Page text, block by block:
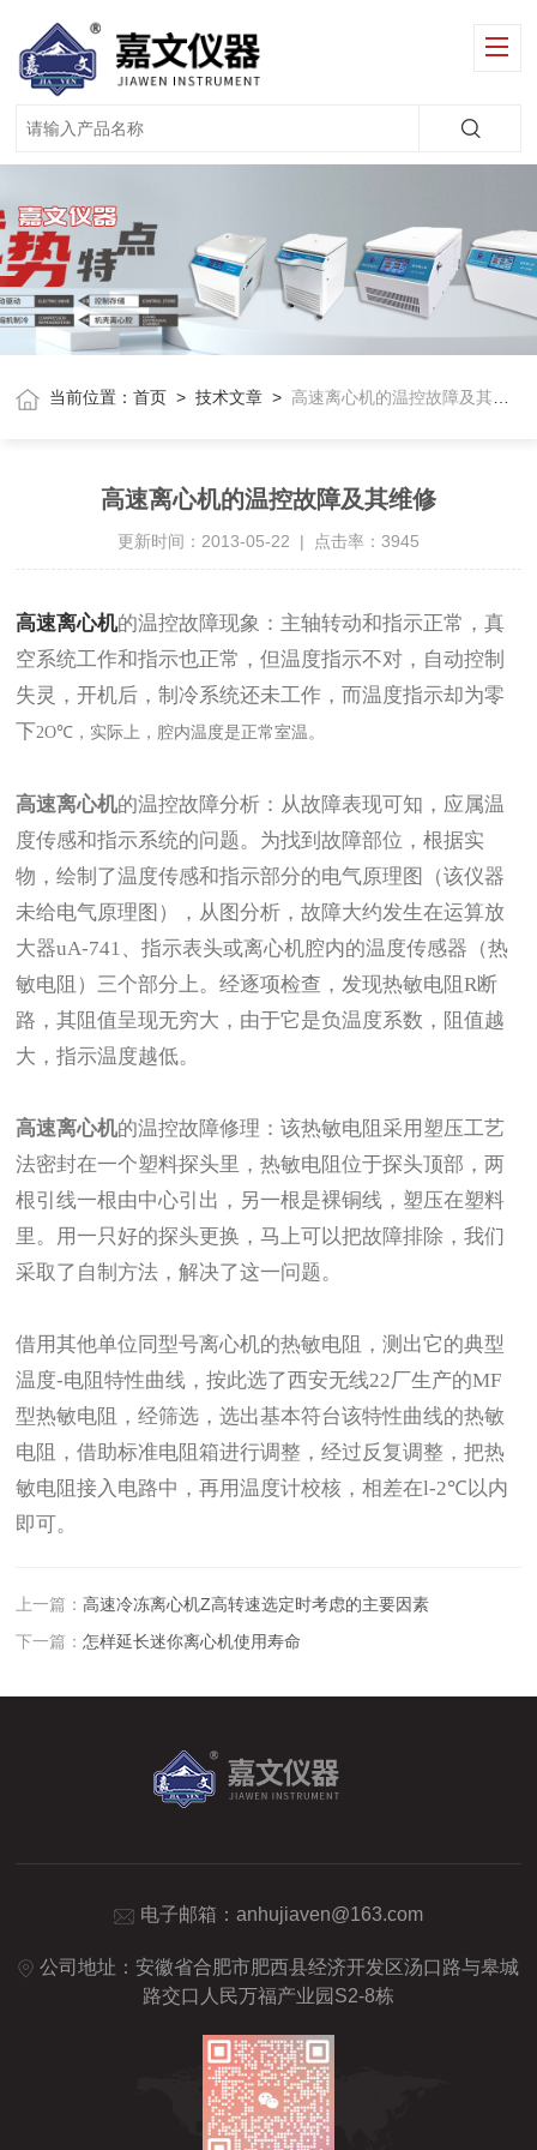
当前位置：首页 >技术文章 > 高速离心机的温控故障及其维修
高速离心机的温控故障及其维修
更新时间：2013-05-22 | 点击率：3945
高速离心机的温控故障现象：主轴转动和指示正常，真
空系统工作和指示也正常，但温度指示不对，自动控制
失灵，开机后，制冷系统还未工作，而温度指示却为零
下2O℃ ，实际上，腔内温度是正常室温。
高速离心机的温控故障分析：从故障表现可知，应属温
度传感和指示系统的问题。为找到故障部位，根据实
物，绘制了温度传感和指示部分的电气原理图
（该仪器
未给电气原理图 ）
，从图分析，故障大约发生在运算放
大器uA-741、指示表头或离心机腔内的温度传感器 （热
敏电阻 ） 三个部分上。经逐项检查，发现热敏电阻R断
路，其阻值呈现无穷大，由于它是负温度系数，阻值越
大，指示温度越低。
高速离心机的温控故障修理：该热敏电阻采用塑压工艺
法密封在一个塑料探头里，热敏电阻位于探头顶部，两
根引线一根由中心引出，另一根是裸铜线，塑压在塑料
里。用一只好的探头更换，马上可以把故障排除，我们
采取了自制方法，解决了这一问题。
借用其他单位同型号离心机的热敏电阻，测出它的典型
温度-电阻特性曲线，按此选了西安无线22厂生产的MF
型热敏电阻，经筛选，选出基本符台该特性曲线的热敏
电阻，借助标准电阻箱进行调整，经过反复调整，把热
敏电阻接入电路中，再用温度计校核，相差在l-2℃ 以内
即可。
上一篇：高速冷冻离心机Z高转速选定时考虑的主要因素
下一篇：怎样延长迷你离心机使用寿命
电子邮箱： anhujiaven@163.com
公司地址：安徽省合肥市肥西县经济开发区汤口路与皋城
路交口人民万福产业园S2-8栋